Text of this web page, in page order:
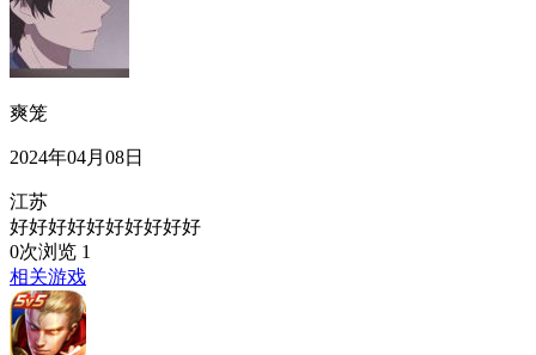
爽笼
2024年04月08日
江苏
好好好好好好好好好好
0次浏览 1
相关游戏